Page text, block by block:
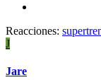
Reacciones:
J
Jare